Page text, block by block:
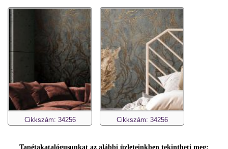
Cikkszám: 34256 Cikkszám: 34256
Tapétakatalógusunkat az alábbi üzleteinkben tekintheti meg: